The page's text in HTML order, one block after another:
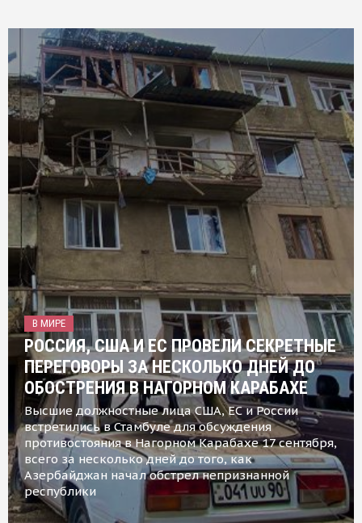
В МИРЕ
РОССИЯ, США И ЕС ПРОВЕЛИ СЕКРЕТНЫЕ
ПЕРЕГОВОРЫ ЗА НЕСКОЛЬКО ДНЕЙ ДО
ОБОСТРЕНИЯ В НАГОРНОМ КАРАБАХЕ
Высшие должностные лица США, ЕС и России
встретились в Стамбуле для обсуждения
противостояния в Нагорном Карабахе 17 сентября,
всего за несколько дней до того, как
Азербайджан начал обстрел непризнанной
республики